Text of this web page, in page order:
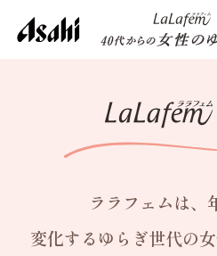
ララフェムは、
変化するゆらぎ世代の